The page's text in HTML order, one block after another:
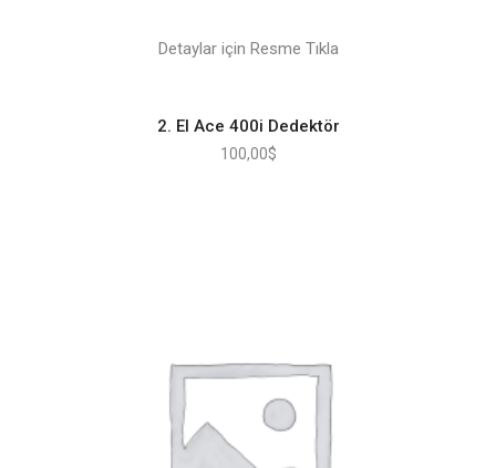
Detaylar için Resme Tıkla
2. El Ace 400i Dedektör
100,00$